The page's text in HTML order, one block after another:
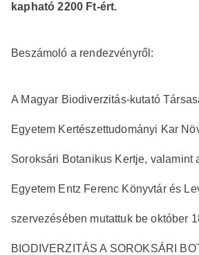
kapható 2200 Ft-ért.
Beszámoló a rendezvényről:
A Magyar Biodiverzitás-kutató
Egyetem Kertészettudományi Kar
Soroksári Botanikus Kertje, valamint
Egyetem Entz Ferenc Könyvtár és
szervezésében mutattuk be október
BIODIVERZITÁS A SOROKSÁRI